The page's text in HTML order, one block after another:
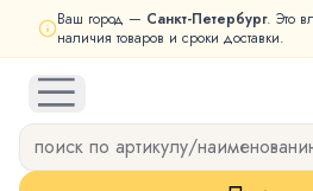
Ваш город — Санкт-Петербург. Это
наличия товаров и сроки доставки.
open navigation menu